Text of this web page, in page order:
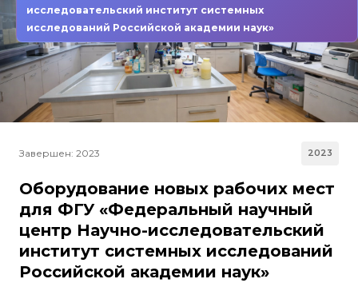
исследовательский институт системных
исследований Российской академии наук»
Завершен: 2023 2023
Оборудование новых рабочих мест
для ФГУ «Федеральный научный
центр Научно-исследовательский
институт системных исследований
Российской академии наук»